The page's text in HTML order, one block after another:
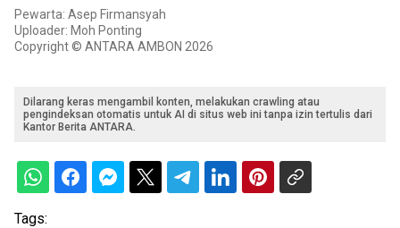
Pewarta: Asep Firmansyah
Uploader: Moh Ponting
Copyright © ANTARA AMBON 2026
Dilarang keras mengambil konten, melakukan crawling atau
pengindeksan otomatis untuk AI di situs web ini tanpa izin tertulis dari
Kantor Berita ANTARA.
Tags: